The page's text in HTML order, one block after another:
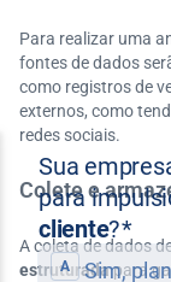
Para realizar uma
fontes de dados
como registros de
externos, como
redes sociais.
Colete e
A coleta de dados
estruturadapara